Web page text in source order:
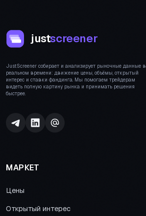
justscreener
JustScreener собирает и анализирует рыночные данные в
реальном времени: движение цены, объёмы, открытый
интерес и ставки фандинга. Мы помогаем трейдерам
видеть полную картину рынка и принимать решения
быстрее.
МАРКЕТ
Цены
Открытый интерес